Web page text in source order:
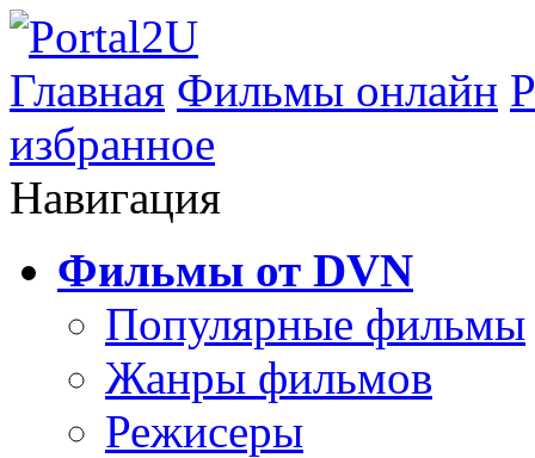
Главная Фильмы онлайн
избранное
Навигация
Фильмы от DVN
Популярные фильмы
Жанры фильмов
Режисеры